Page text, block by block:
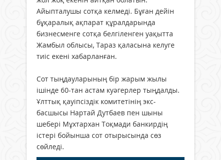
Айыпталушы сотқа келмеді. Бұған дейін
бұқаралық ақпарат құралдарында
бизнесменге сотқа белгіленген уақытта
Жамбыл облысы, Тараз қаласына келуге
тиіс екені хабарланған.
Сот тыңдауларының бір жарым жылы
ішінде 60-тан астам куәгерлер тыңдалды.
Ұлттық қауіпсіздік комитетінің экс-
басшысы Нартай Дутбаев пен шыны
шебері Мұхтархан Тоқмади банкирдің
істері бойынша сот отырысында сөз
сөйледі.